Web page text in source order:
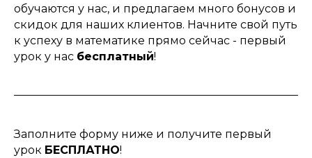
обучаются у нас, и предлагаем много бонусов и
скидок для наших клиентов. Начните свой путь
к успеху в математике прямо сейчас - первый
урок у нас бесплатный!
Заполните форму ниже и получите первый
урок БЕСПЛАТНО!